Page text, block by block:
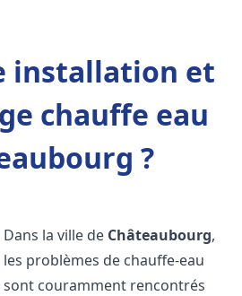
installation et
chauffe eau
?
Dans la ville de Châteaubourg,
les problèmes de chauffe-eau
sont couramment rencontrés